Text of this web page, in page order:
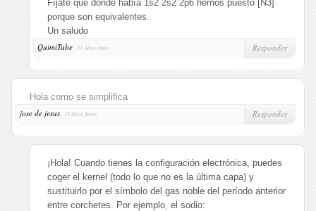
Fíjate que donde había 1s2 2s2 2p6 hemos puesto [N3]
porque son equivalentes.
Un saludo
QuimiTube, 11 Años Antes Responder
Hola como se simplifica
jose de jesus, 11 Años Antes Responder
¡Hola! Cuando tienes la configuración electrónica, puedes
coger el kernel (todo lo que no es la última capa) y
sustituirlo por el símbolo del gas noble del período anterior
entre corchetes. Por ejemplo, el sodio: